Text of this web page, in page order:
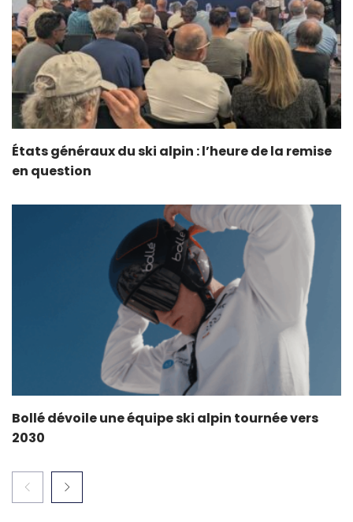
États généraux du ski alpin : l’heure de la remise
en question
Bollé dévoile une équipe ski alpin tournée vers
2030